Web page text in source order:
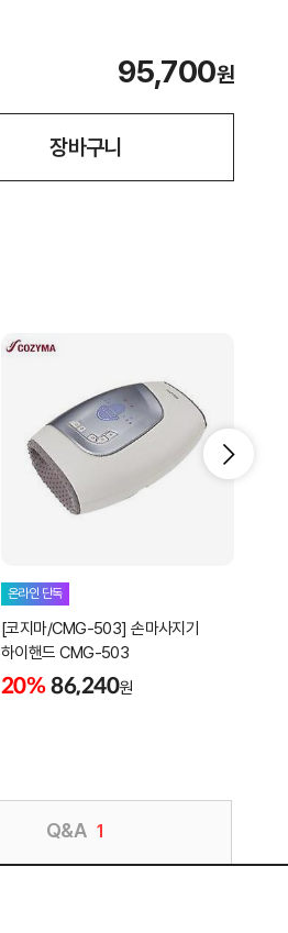
95,700원
장바구니
온라인 단독
[코지마/CMG-503] 손마사지기
하이핸드 CMG-503
20% 86,240원
Q&A 1